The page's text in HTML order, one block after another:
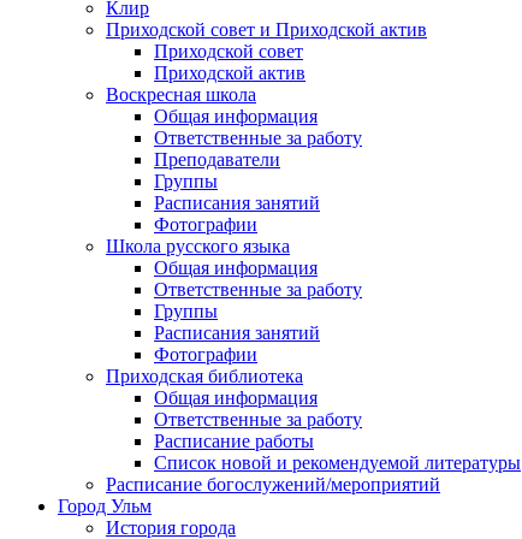
Клир
Приходской совет и Приходской актив
Приходской совет
Приходской актив
Воскресная школа
Общая информация
Ответственные за работу
Преподаватели
Группы
Расписания занятий
Фотографии
Школа русского языка
Общая информация
Ответственные за работу
Группы
Расписания занятий
Фотографии
Приходская библиотека
Общая информация
Ответственные за работу
Расписание работы
Список новой и рекомендуемой литературы
Расписание богослужений/мероприятий
Город Ульм
История города